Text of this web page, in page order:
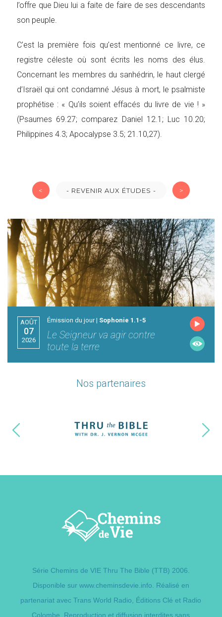
l’offre que Dieu lui a faite de faire de ses descendants
son peuple.
C’est la première fois qu’est mentionné ce livre, ce
registre céleste où sont écrits les noms des élus.
Concernant les membres du sanhédrin, le haut clergé
d’Israël qui ont condamné Jésus à mort, le psalmiste
prophétise : « Qu’ils soient effacés du livre de vie ! »
(Psaumes 69.27; comparez Daniel 12.1; Luc 10.20;
Philippines 4.3; Apocalypse 3.5; 21.10,27).
< - REVENIR AUX ÉTUDES - >
AOÛT
07
2026
Émission du jour | Sophonie 1.1-5
Le Seigneur va agir contre
toute la terre
Nos partenaires
Série Chemins de VIE Thru The Bible (TTB) 2006.
Disponible sur www.cheminsdevie.info . Réalisé en
partenariat avec Trans World Radio, Éditions Clé et Radio
Colombe. Reproduction et diffusion interdites sans